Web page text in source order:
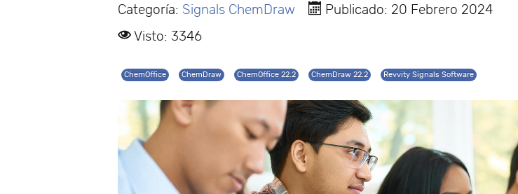
Categoría: Signals ChemDraw
Publicado: 20 Febrero 2024
Visto: 3346
ChemOffice ChemDraw ChemOffice 22.2 ChemDraw 22.2 Revvity Signals Software